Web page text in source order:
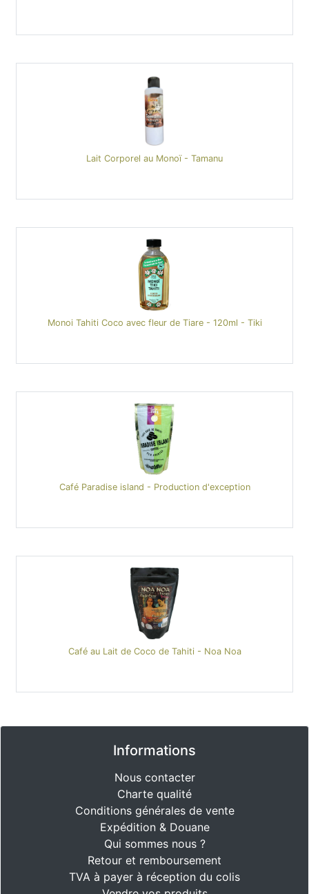
Lait Corporel au Monoï - Tamanu
Monoi Tahiti Coco avec fleur de Tiare - 120ml - Tiki
Café Paradise island - Production d'exception
Café au Lait de Coco de Tahiti - Noa Noa
Informations
Nous contacter
Charte qualité
Conditions générales de vente
Expédition & Douane
Qui sommes nous ?
Retour et remboursement
TVA à payer à réception du colis